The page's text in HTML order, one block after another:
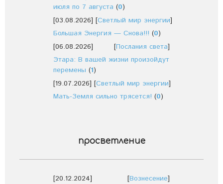
июля по 7 августа (0)
[03.08.2026] [Светлый мир энергии]
Большая Энергия — Снова!!! (0)
[06.08.2026]
[Послания света]
Этара: В вашей жизни произойдут
перемены (1)
[19.07.2026] [Светлый мир энергии]
Мать-Земля сильно трясется! (0)
просветление
[20.12.2024] [Вознесение]